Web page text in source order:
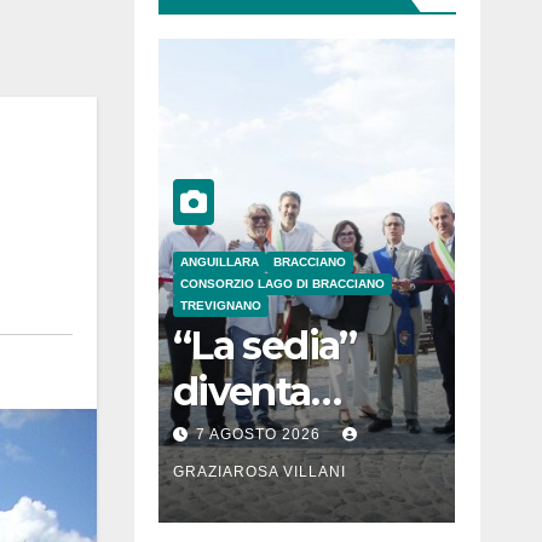
ANGUILLARA
BRACCIANO
CONSORZIO LAGO DI BRACCIANO
TREVIGNANO
“La sedia”
diventa
Belvedere sul
lago di
Bracciano: ieri
7 AGOSTO 2026
GRAZIAROSA VILLANI